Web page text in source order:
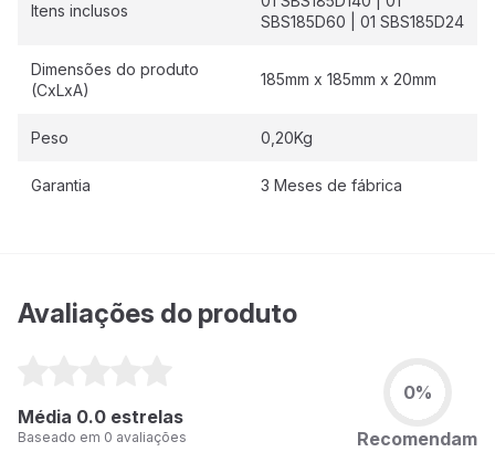
Itens inclusos
SBS185D60 | 01 SBS185D24
Dimensões do produto
(CxLxA)
185mm x 185mm x 20mm
Peso 0,20Kg
Garantia 3 Meses de fábrica
Avaliações do produto
Média 0.0 estrelas
Baseado em 0 avaliações
0%
Recomendam